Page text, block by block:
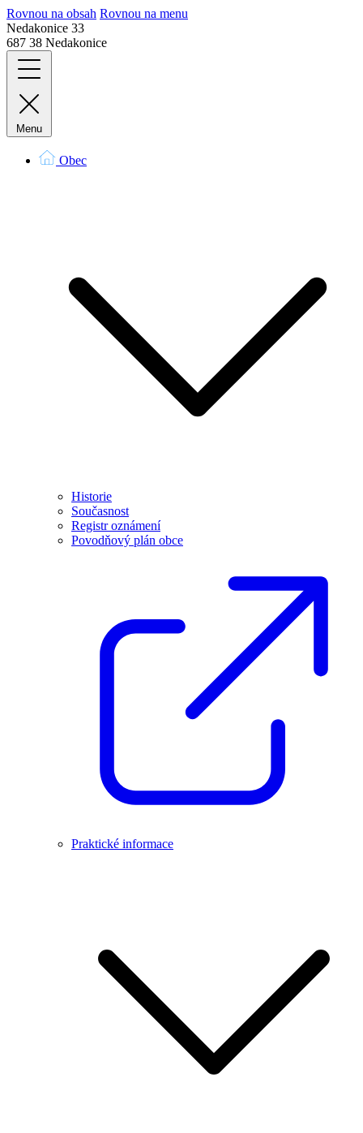
Rovnou na obsah Rovnou na menu
Nedakonice 33
687 38 Nedakonice
Menu
Obec
Historie
Současnost
Registr oznámení
Povodňový plán obce
Praktické informace